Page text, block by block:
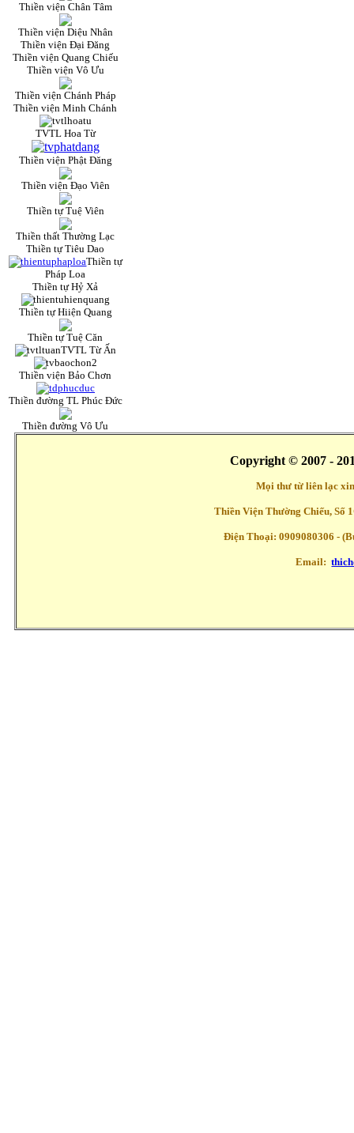
Thiền viện Chân Tâm
Thiền viện Diệu Nhân
Thiền viện Đại Đăng
Thiền viện Quang Chiếu
Thiền viện Vô Ưu
Thiền viện Chánh Pháp
Thiền viện Minh Chánh
TVTL Hoa Từ
Thiền viện Phật Đăng
Thiền viện Đạo Viên
Thiền tự Tuệ Viên
Thiền thất Thường Lạc
Thiền tự Tiêu Dao
Thiền tự
Pháp Loa
Thiền tự Hỷ Xả
Thiền tự Hiiện Quang
Thiền tự Tuệ Căn
TVTL Từ Ấn
Thiền viện Bảo Chơn
Thiền đường TL Phúc Đức
Thiền đường Vô Ưu
Copyright © 2007 -
Mọi thư từ liên lạc
Thiền Viện Thường Chiếu, Số
Điện Thoại: 0909080306 -
Email: